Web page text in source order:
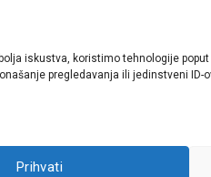
iskustva, koristimo tehnologije
pregledavanja ili jedinstveni
Prihvati
autodijelova- Auto Krešo -
rezervnih dijelova za sve vrste i